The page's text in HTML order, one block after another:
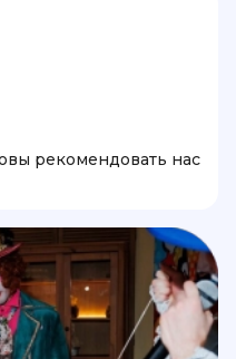
рекомендовать нас